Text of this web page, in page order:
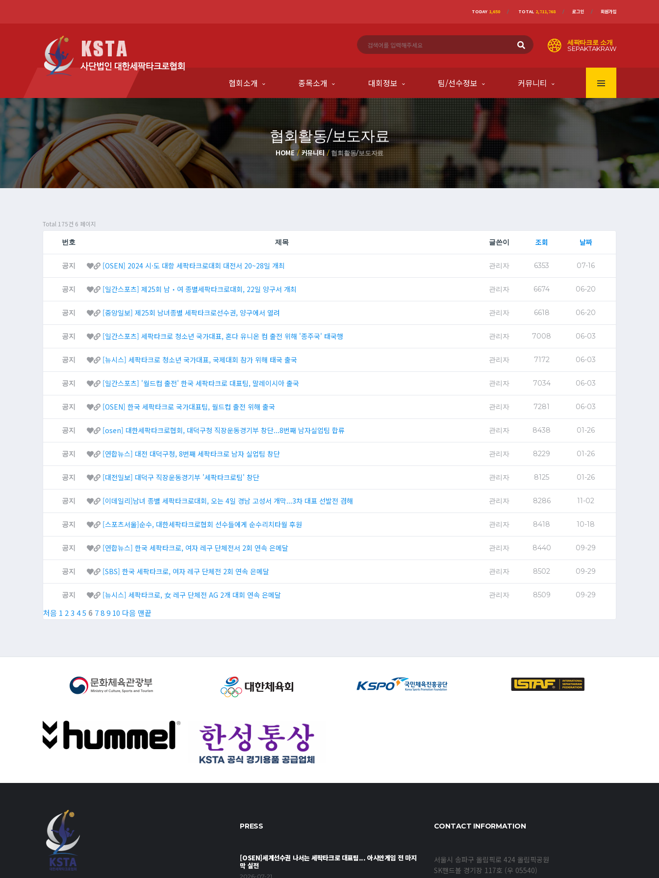
TODAY 1,650 TOTAL 2,711,768 로그인 회원가입
세팍타크로 소개
SEPAKTAKRAW
협회소개 종목소개 대회정보 팀/선수정보 커뮤니티
협회활동/보도자료
HOME 커뮤니티 협회활동/보도자료
Total 175건 6 페이지
번호 제목 글쓴이 조회 날짜
공지 [OSEN] 2024 시·도 대항 세팍타크로대회 대전서 20~28일 개최 관리자 6353 07-16
공지 [일간스포츠] 제25회 남‧여 종별세팍타크로대회, 22일 양구서 개최 관리자 6674 06-20
공지 [중앙일보] 제25회 남녀종별 세팍타크로선수권, 양구에서 열려 관리자 6618 06-20
공지 [일간스포츠] 세팍타크로 청소년 국가대표, 혼다 유니온 컴 출전 위해 '종주국' 태국행 관리자 7008 06-03
공지 [뉴시스] 세팍타크로 청소년 국가대표, 국제대회 참가 위해 태국 출국 관리자 7172 06-03
공지 [일간스포츠] '월드컵 출전' 한국 세팍타크로 대표팀, 말레이시아 출국 관리자 7034 06-03
공지 [OSEN] 한국 세팍타크로 국가대표팀, 월드컵 출전 위해 출국 관리자 7281 06-03
공지 [osen] 대한세팍타크로협회, 대덕구청 직장운동경기부 창단...8번째 남자실업팀 합류 관리자 8438 01-26
공지 [연합뉴스] 대전 대덕구청, 8번째 세팍타크로 남자 실업팀 창단 관리자 8229 01-26
공지 [대전일보] 대덕구 직장운동경기부 '세팍타크로팀' 창단 관리자 8125 01-26
공지 [이데일리]남녀 종별 세팍타크로대회, 오는 4일 경남 고성서 개막...3차 대표 선발전 겸해 관리자 8286 11-02
공지 [스포츠서울]순수, 대한세팍타크로협회 선수들에게 순수리치타월 후원 관리자 8418 10-18
공지 [연합뉴스] 한국 세팍타크로, 여자 레구 단체전서 2회 연속 은메달 관리자 8440 09-29
공지 [SBS] 한국 세팍타크로, 여자 레구 단체전 2회 연속 은메달 관리자 8502 09-29
공지 [뉴시스] 세팍타크로, 女 레구 단체전 AG 2개 대회 연속 은메달 관리자 8509 09-29
처음 1 2 3 45 6 789 10 다음 맨끝
PRESS
[OSEN]세계선수권 나서는 세팍타크로 대표팀... 아시안게임 전 마지
막 실전
2026-07-21
CONTACT INFORMATION
서울시 송파구 올림픽로 424 올림픽공원
SK핸드볼 경기장 117호 (우 05540)